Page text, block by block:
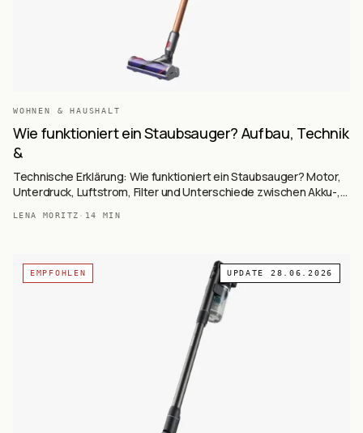
WOHNEN & HAUSHALT
Wie funktioniert ein Staubsauger? Aufbau, Technik
&
Technische Erklärung: Wie funktioniert ein Staubsauger? Motor,
Unterdruck, Luftstrom, Filter und Unterschiede zwischen Akku-,
LENA MORITZ · 14 MIN
EMPFOHLEN UPDATE 28.06.2026